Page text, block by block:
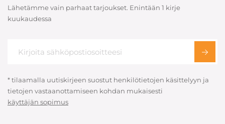
Lähetämme vain parhaat tarjoukset. Enintään 1 kirje
kuukaudessa
* tilaamalla uutiskirjeen suostut henkilötietojen käsittelyyn ja
tietojen vastaanottamiseen kohdan mukaisesti
käyttäjän sopimus